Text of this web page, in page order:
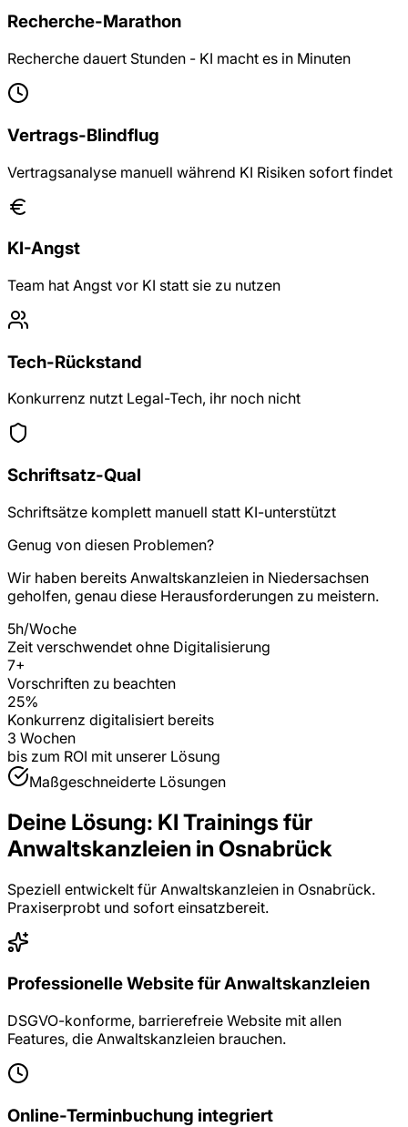
Recherche-Marathon
Recherche dauert Stunden - KI macht es in Minuten
Vertrags-Blindflug
Vertragsanalyse manuell während KI Risiken sofort findet
KI-Angst
Team hat Angst vor KI statt sie zu nutzen
Tech-Rückstand
Konkurrenz nutzt Legal-Tech, ihr noch nicht
Schriftsatz-Qual
Schriftsätze komplett manuell statt KI-unterstützt
Genug von diesen Problemen?
Wir haben bereits Anwaltskanzleien in Niedersachsen
geholfen, genau diese Herausforderungen zu meistern.
5h/Woche
Zeit verschwendet ohne Digitalisierung
7+
Vorschriften zu beachten
25%
Konkurrenz digitalisiert bereits
3 Wochen
bis zum ROI mit unserer Lösung
Maßgeschneiderte Lösungen
Deine Lösung: KI Trainingsfür
Anwaltskanzleien in Osnabrück
Speziell entwickelt für Anwaltskanzleien in Osnabrück.
Praxiserprobt und sofort einsatzbereit.
Professionelle Website für Anwaltskanzleien
DSGVO-konforme, barrierefreie Website mit allen
Features, die Anwaltskanzleien brauchen.
Online-Terminbuchung integriert